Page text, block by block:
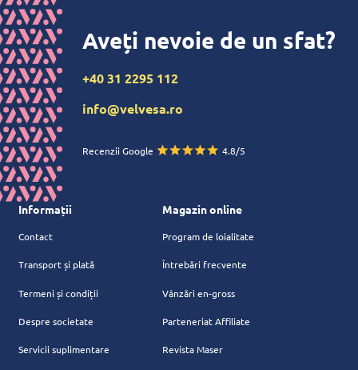
Aveți nevoie de un sfat?
+40 31 2295 112
info@velvesa.ro
Recenzii Google 4.8/5
Informații
Contact
Transport și plată
Termeni și condiții
Despre societate
Servicii suplimentare
Magazin online
Program de loialitate
Întrebări frecvente
Vânzări en-gross
Parteneriat Affiliate
Revista Maser